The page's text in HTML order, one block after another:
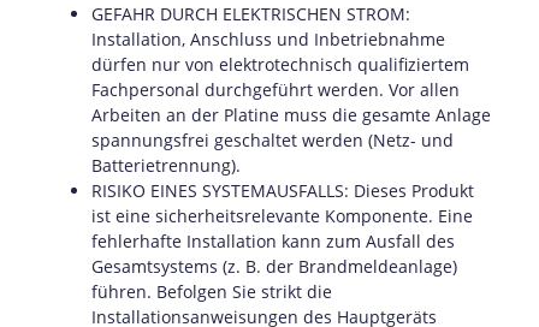
GEFAHR DURCH ELEKTRISCHEN STROM:
Installation, Anschluss und Inbetriebnahme
dürfen nur von elektrotechnisch qualifiziertem
Fachpersonal durchgeführt werden. Vor allen
Arbeiten an der Platine muss die gesamte Anlage
spannungsfrei geschaltet werden (Netz- und
Batterietrennung).
RISIKO EINES SYSTEMAUSFALLS: Dieses Produkt
ist eine sicherheitsrelevante Komponente. Eine
fehlerhafte Installation kann zum Ausfall des
Gesamtsystems (z. B. der Brandmeldeanlage)
führen. Befolgen Sie strikt die
Installationsanweisungen des Hauptgeräts